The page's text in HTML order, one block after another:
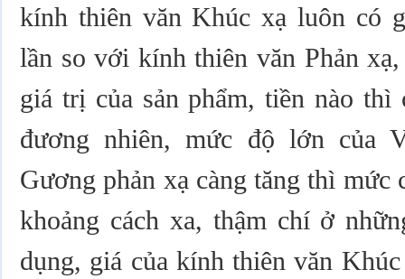
kính thiên văn Khúc xạ luôn có
lần so với kính thiên văn Phản
giá trị của sản phẩm, tiền nào
đương nhiên, mức độ lớn của
Gương phản xạ càng tăng thì mức
khoảng cách xa, thậm chí ở
dụng, giá của kính thiên văn